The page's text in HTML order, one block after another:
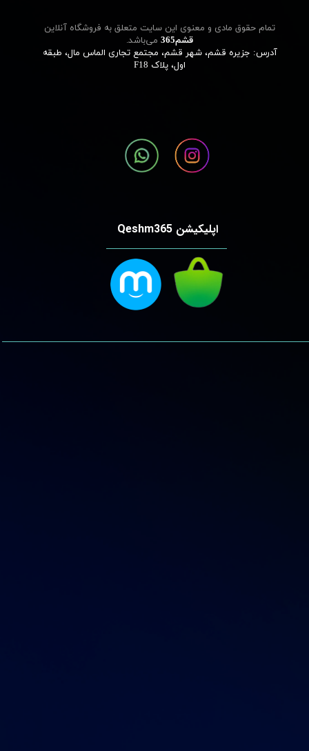
تمام حقوق مادی و معنوی این سایت متعلق به فروشگاه آنلاین
قشم‌365
می‌باشد.
آدرس: جزیره قشم، شهر قشم، مجتمع تجاری الماس مال، طبقه
اول، پلاک F18
اپلیکیشن Qeshm365